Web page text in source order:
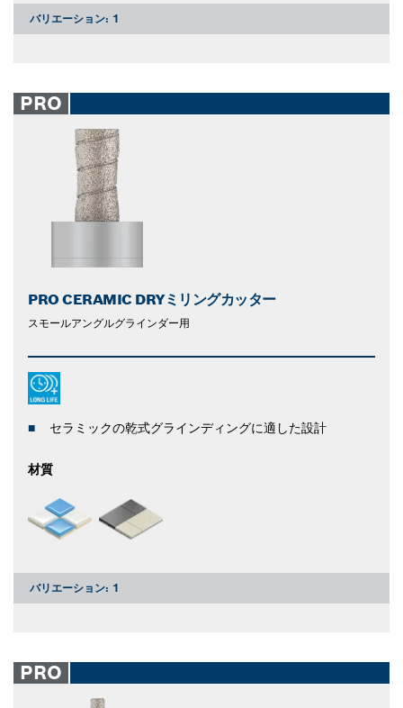
バリエーション: 1
PRO
PRO CERAMIC DRYミリングカッター
スモールアングルグラインダー用
セラミックの乾式グラインディングに適した設計
材質
バリエーション: 1
PRO